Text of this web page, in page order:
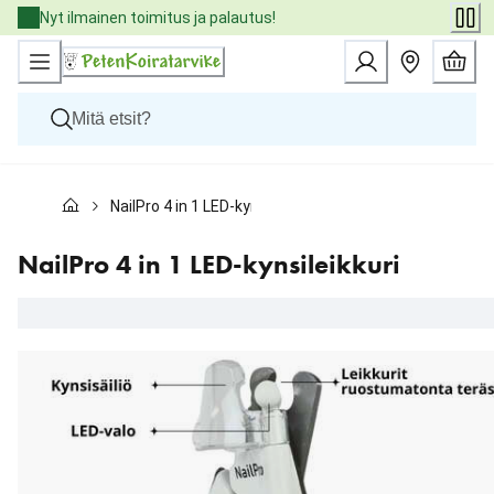
Skip
to
Content
Nyt ilmainen toimitus ja palautus!
Kissat
Eläinlääkäriruoat
Tuotemerkit
NailPro 4 in 1 LED-kynsileikkuri
NailPro 4 in 1 LED-kynsileikkuri